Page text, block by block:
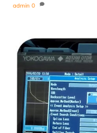
admin 0